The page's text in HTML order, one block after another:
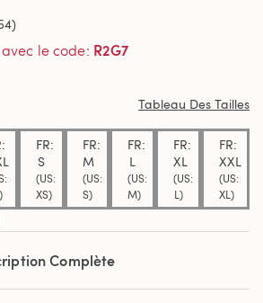
avec le code: R2G7
Tableau Des Tailles
FR:
S
(US:
XS)
FR:
M
(US:
S)
FR:
L
(US:
M)
FR:
XL
(US:
L)
FR:
XXL
(US:
XL)
Complète